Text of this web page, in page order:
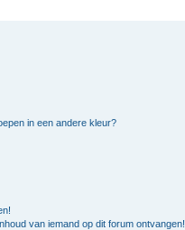
in een andere kleur?
van iemand op dit forum ontvangen!